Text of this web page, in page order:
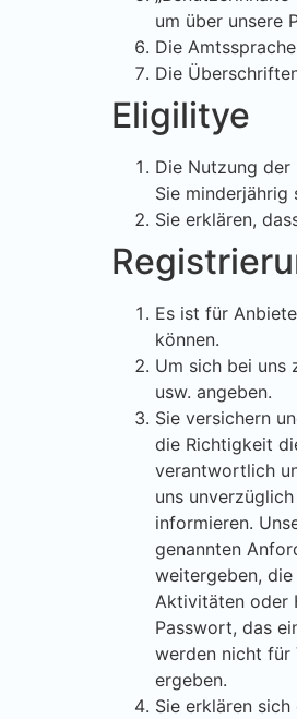
um über unsere
Die
Die
Eligilitye
Die Nutzung
Sie minderjährig
Sie erklären,
Es ist für
können.
Um sich bei uns
usw. angeben.
Sie versichern
die Richtigkeit
verantwortlich
uns
informieren.
genannten
weitergeben,
Aktivitäten oder
Passwort, das
werden nicht für
ergeben.
Sie erklären